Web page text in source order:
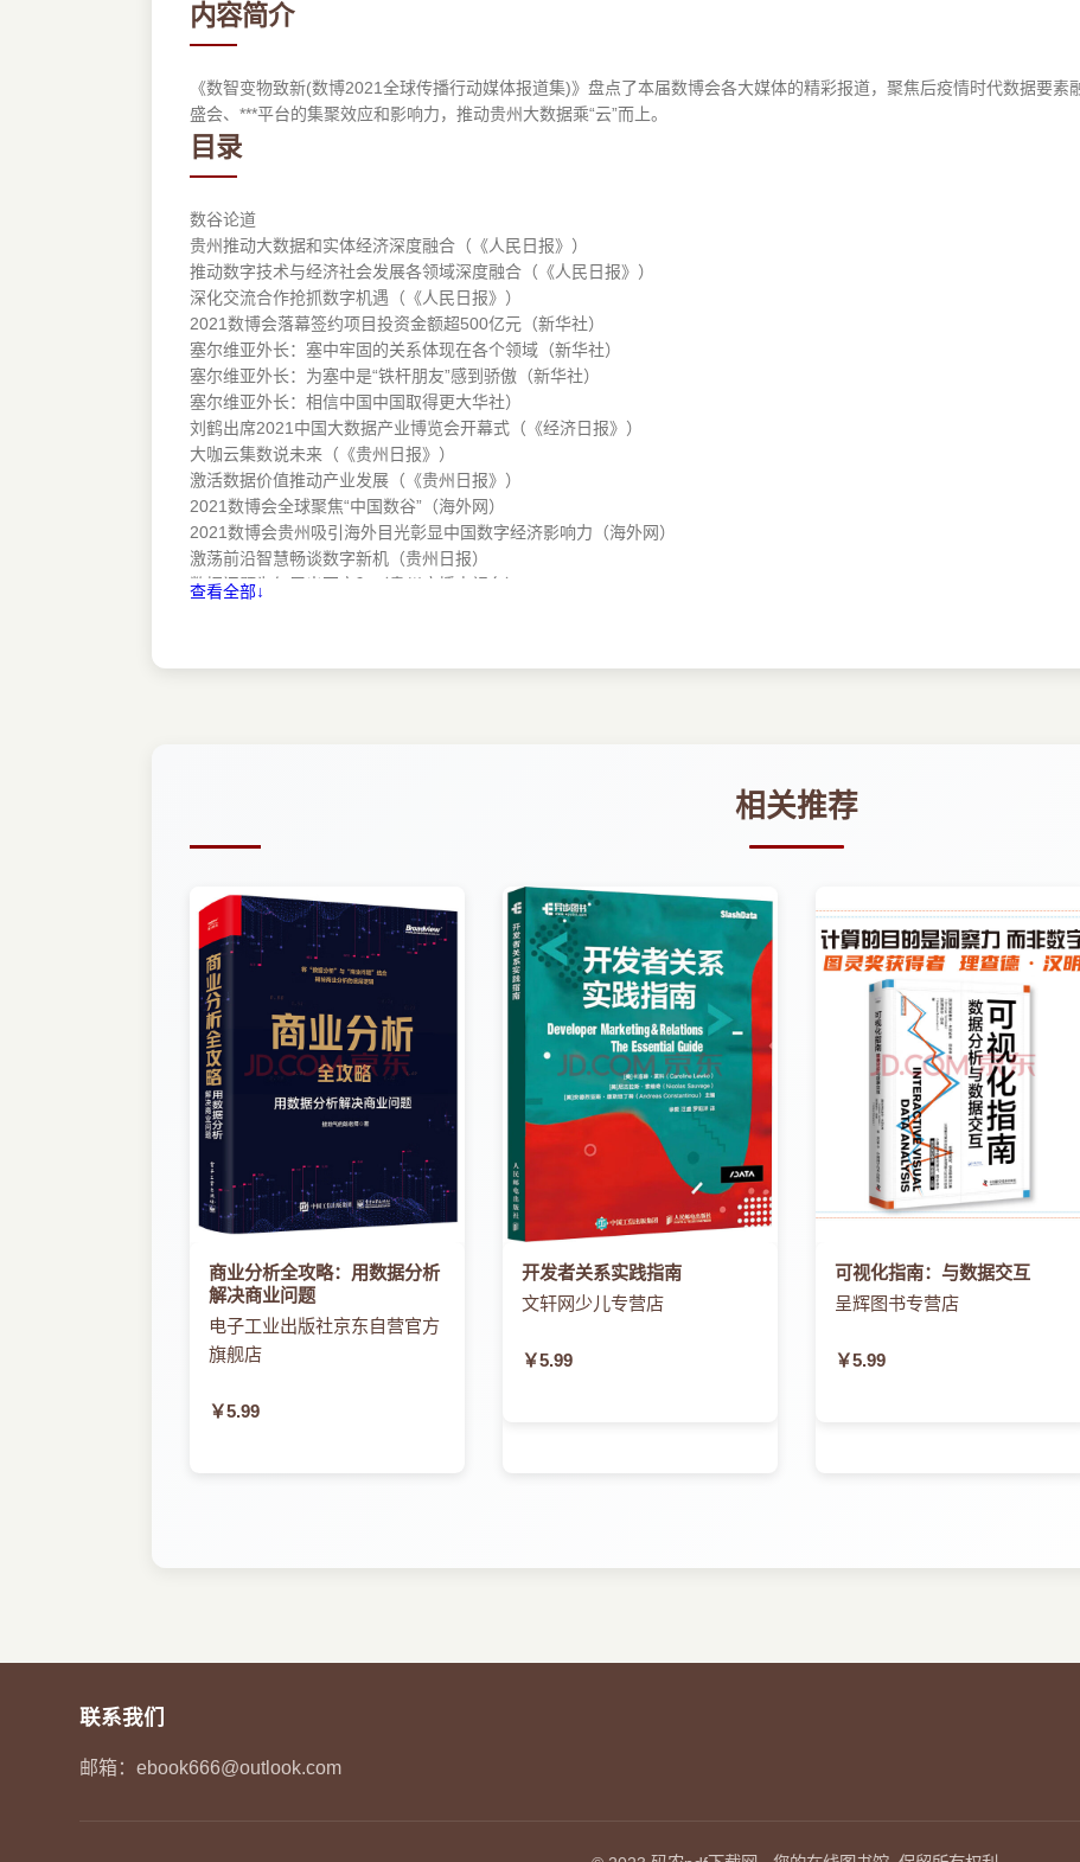
内容简介
《数智变物致新(数博2021全球传播行动媒体报道集)》盘点了本届数博会各大媒体的精彩报道，聚焦后疫情时代数据要
盛会、***平台的集聚效应和影响力，推动贵州大数据乘“云”而上。
目录
数谷论道
贵州推动大数据和实体经济深度融合（《人民日报》）
推动数字技术与经济社会发展各领域深度融合（《人民日报》）
深化交流合作抢抓数字机遇（《人民日报》）
2021数博会落幕签约项目投资金额超500亿元（新华社）
塞尔维亚外长：塞中牢固的关系体现在各个领域（新华社）
塞尔维亚外长：为塞中是“铁杆朋友”感到骄傲（新华社）
塞尔维亚外长：相信中国中国取得更大华社）
刘鹤出席2021中国大数据产业博览会开幕式（《经济日报》）
大咖云集数说未来（《贵州日报》）
激活数据价值推动产业发展（《贵州日报》）
2021数博会全球聚焦“中国数谷”（海外网）
2021数博会贵州吸引海外目光彰显中国数字经济影响力（海外网）
激荡前沿智慧畅谈数字新机（贵州日报）
数据问题为何层出不穷？（贵州广播电视台）
贵阳后发赶超（《经济日报》）
贵州：大数据产业成为靓丽名片（《科技日报》）
让数字经济成为高质量发展的强劲引擎（《科技日报》）
推动贵州大数据发展从“)到N”裂变（《贵州日报》）
在抢新机中实现高质量发展（《贵州日报》）
大数据为乡村振兴注入新动力（《贵阳日报》）
踏“云”而上展翼腾飞“中国数谷”声名鹊起（《贵阳日报》）
茅台虽好，贵州却要干了“数据”这杯“烈酒”（《IT时报》）
数博会七周年：贵州的大数据东风（DoNews）
“中国数谷”日新月异，贵阳“智”绘数字蓝图（IT168）
重走大西南：贵阳的从1到N
数博会为全球大数据发展贡献中国智慧
智联万物
新华全媒+马上做！企业缘何争相按下数字化转型“键”？（新华社）
为全球大数据发展贡献“中国智慧”（《经济日报》）
数博会：“东数西算”优化全国数据中心布局（《科技日报》）
数博会聚焦数据生态360打造大脑防护体系（《法治日报》））
云上贵州大数据技能比武开赛（《工人日报》）
“5G+”致新万物助推数智化转型（《贵阳日报》）
“位置服务”赋能高质量发展（《贵阳日报》）
2021数博会展览“到店体验”
大数据“黔”景无限!细数202l数博会的前沿应用（C114通信网）
查看全部↓
相关推荐
商业分析全攻略：用数据分析
解决商业问题
电子工业出版社京东自营官方
旗舰店
￥5.99
开发者关系实践指南
文轩网少儿专营店
￥5.99
可视化指南：与数据交互
呈辉图书专营店
￥5.99
联系我们
邮箱：ebook666@outlook.com